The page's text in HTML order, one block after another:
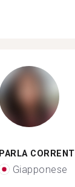
PARLA
Giapponese